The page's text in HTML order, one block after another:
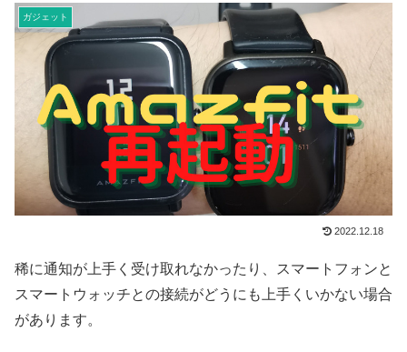
ガジェット
2022.12.18
稀に通知が上手く受け取れなかったり、スマートフォンと
スマートウォッチとの接続がどうにも上手くいかない場合
があります。